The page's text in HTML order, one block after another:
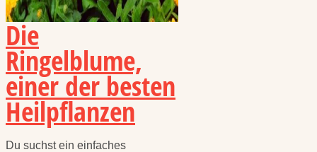
Die
Ringelblume,
einer der besten
Heilpflanzen
Du suchst ein einfaches